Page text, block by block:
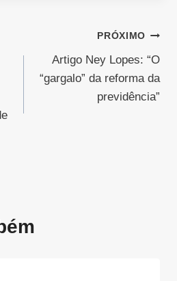
PRÓXIMO
Artigo Ney Lopes: “O
“gargalo” da reforma da
previdência”